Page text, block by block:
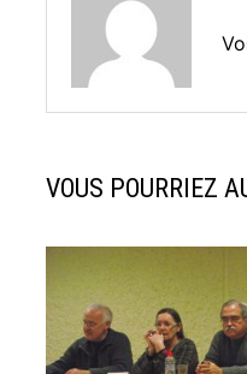
VOUS POURRIEZ